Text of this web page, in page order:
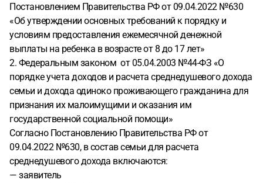
Постановлением Правительства РФ от 09.04.2022 №630
«Об утверждении основных требований к порядку и
условиям предоставления ежемесячной денежной
выплаты на ребенка в возрасте от 8 до 17 лет»
2. Федеральным законом от 05.04.2003 №44-ФЗ «О
порядке учета доходов и расчета среднедушевого дохода
семьи и дохода одиноко проживающего гражданина для
признания их малоимущими и оказания им
государственной социальной помощи»
Согласно Постановлению Правительства РФ от
09.04.2022 №630, в состав семьи для расчета
среднедушевого дохода включаются:
— заявитель